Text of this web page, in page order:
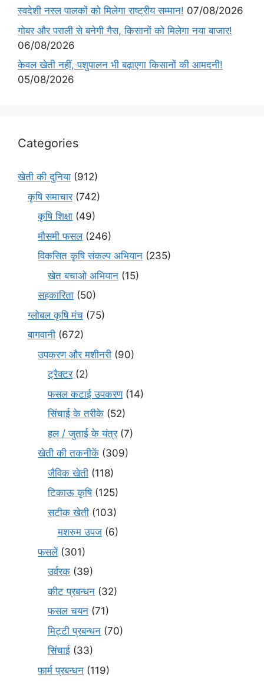
स्वदेशी नस्ल पालकों को मिलेगा राष्ट्रीय सम्मान! 07/08/2026
गोबर और पराली से बनेगी गैस, किसानों को मिलेगा नया बाजार!
06/08/2026
केवल खेती नहीं, पशुपालन भी बढ़ाएगा किसानों की आमदनी!
05/08/2026
Categories
खेती की दुनिया (912)
कृषि समाचार(742)
कृषि शिक्षा (49)
मौसमी फसल(246)
विकसित कृषि संकल्प अभियान (235)
खेत बचाओ अभियान (15)
सहकारिता (50)
ग्लोबल कृषि मंच (75)
बागवानी (672)
उपकरण और मशीनरी (90)
ट्रैक्टर(2)
फसल कटाई उपकरण(14)
सिंचाई के तरीके (52)
हल / जुताई के यंत्र(7)
खेती की तकनीकें (309)
जैविक खेती (118)
टिकाऊ कृषि(125)
सटीक खेती (103)
मशरुम उपज (6)
फसलें(301)
उर्वरक (39)
कीट प्रबन्धन (32)
फसल चयन (71)
मि‌ट्टी प्रबन्धन (70)
सिंचाई (33)
फार्म प्रबन्धन (119)